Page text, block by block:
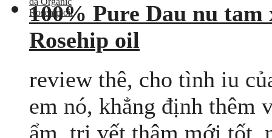
100% Pure Dau nu
Rosehip oil
review thê, cho tình iu
em nó, khẳng định thêm
ẩm, trị vết thâm mới tốt,